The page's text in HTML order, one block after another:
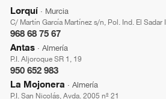
Lorquí · Murcia
C/ Martín García Martínez s/n, Pol. Ind. El Sadar I
968 68 75 67
Antas · Almería
P.I. Aljoroque SR 1, 19
950 652 983
La Mojonera · Almería
P.I. San Nicolás, Avda. 2005 nº 21